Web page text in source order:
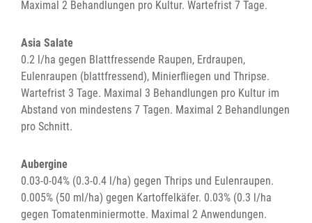
Maximal 2 Behandlungen pro Kultur. Wartefrist 7 Tage.
Asia Salate
0.2 l/ha gegen Blattfressende Raupen, Erdraupen,
Eulenraupen (blattfressend), Minierfliegen und Thripse.
Wartefrist 3 Tage. Maximal 3 Behandlungen pro Kultur im
Abstand von mindestens 7 Tagen. Maximal 2 Behandlungen
pro Schnitt.
Aubergine
0.03-0-04% (0.3-0.4 l/ha) gegen Thrips und Eulenraupen.
0.005% (50 ml/ha) gegen Kartoffelkäfer. 0.03% (0.3 l/ha
gegen Tomatenminiermotte. Maximal 2 Anwendungen.